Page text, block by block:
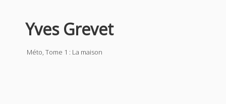
Yves Grevet
Méto, Tome 1 : La maison